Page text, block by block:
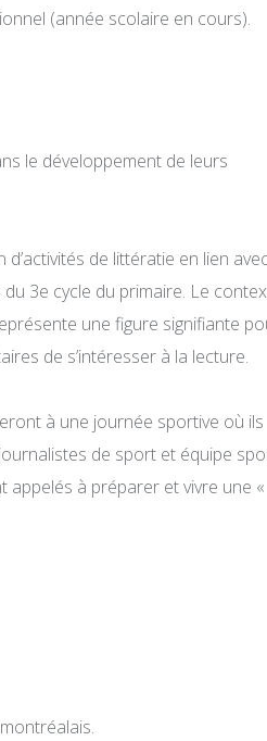
(année scolaire en cours).
le développement de leurs
de littératie en lien
3e cycle du primaire. Le
une figure signifiante
de s’intéresser à la lecture.
à une journée sportive où ils
de sport et équipe
appelés à préparer et vivre une «